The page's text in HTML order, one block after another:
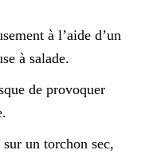
à l’aide d’un
à salade.
de provoquer
un torchon sec,